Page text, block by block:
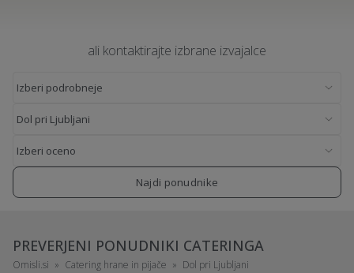
ali kontaktirajte izbrane izvajalce
Najdi ponudnike
PREVERJENI PONUDNIKI CATERINGA
Omisli.si Catering hrane in pijače Dol pri Ljubljani